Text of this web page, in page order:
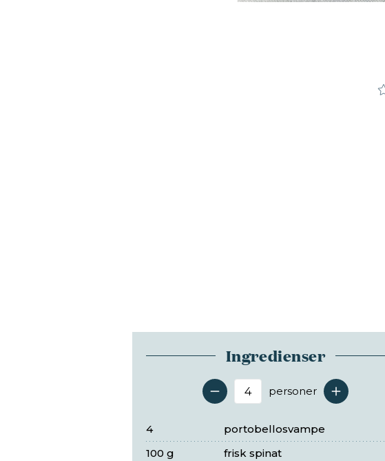
Ingredienser
Antal serveringer
personer
portobellosvampe
4
frisk spinat
100 g